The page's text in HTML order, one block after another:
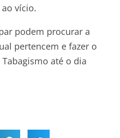
vício.
podem procurar a
pertencem e fazer o
até o dia